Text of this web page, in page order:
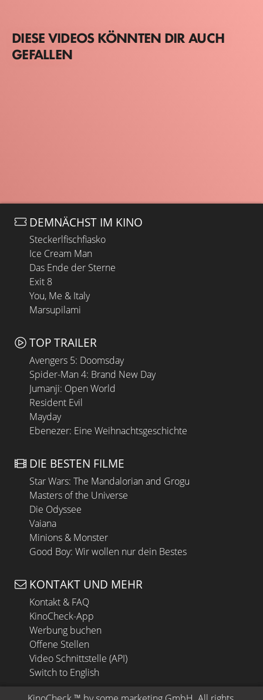
DIESE VIDEOS KÖNNTEN DIR AUCH
GEFALLEN
DEMNÄCHST IM KINO
Steckerlfischfiasko
Ice Cream Man
Das Ende der Sterne
Exit 8
You, Me & Italy
Marsupilami
TOP TRAILER
Avengers 5: Doomsday
Spider-Man 4: Brand New Day
Jumanji: Open World
Resident Evil
Mayday
Ebenezer: Eine Weihnachtsgeschichte
DIE BESTEN FILME
Star Wars: The Mandalorian and Grogu
Masters of the Universe
Die Odyssee
Vaiana
Minions & Monster
Good Boy: Wir wollen nur dein Bestes
KONTAKT UND MEHR
Kontakt & FAQ
KinoCheck-App
Werbung buchen
Offene Stellen
Video Schnittstelle (API)
Switch to English